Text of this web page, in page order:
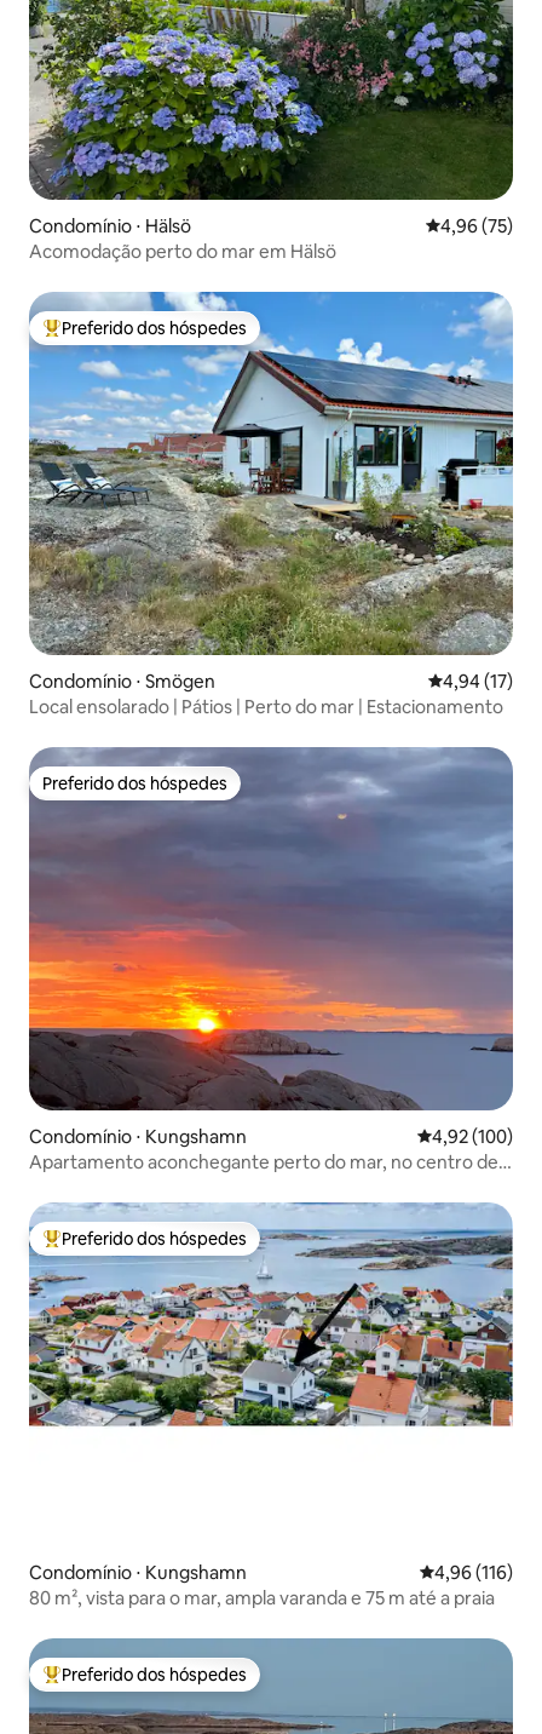
Condomínio ⋅ Hälsö 4,96 de uma
4,96 (75)
Acomodação perto do mar em Hälsö
Entre os melhores preferidos dos hóspedes
Preferido dos hóspedes
Condomínio ⋅ Smögen 4,94 de uma
4,94 (17)
Local ensolarado | Pátios | Perto do mar | Estacionamento
Preferido dos hóspedes
Preferido dos hóspedes
Condomínio ⋅ Kungshamn 4,92 de uma
4,92 (100)
Apartamento aconchegante perto do mar, no centro de
Entre os melhores preferidos dos hóspedes
Preferido dos hóspedes
Condomínio ⋅ Kungshamn 4,96 de uma
4,96 (116)
80 m², vista para o mar, ampla varanda e 75 m até a praia
Entre os melhores preferidos dos hóspedes
Preferido dos hóspedes